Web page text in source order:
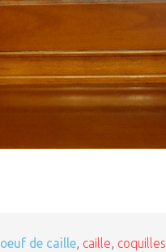
oeuf de caille, caille, coquilles